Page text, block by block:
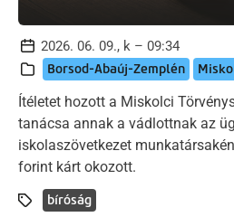
2026. 06. 09., k – 09:34
Borsod-Abaúj-Zemplén
Ítéletet hozott a Miskolci
tanácsa annak a vádlottnak az
iskolaszövetkezet
forint kárt okozott.
bíróság